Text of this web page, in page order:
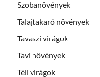
Szobanövények
Talajtakaró növények
Tavaszi virágok
Tavi növények
Téli virágok